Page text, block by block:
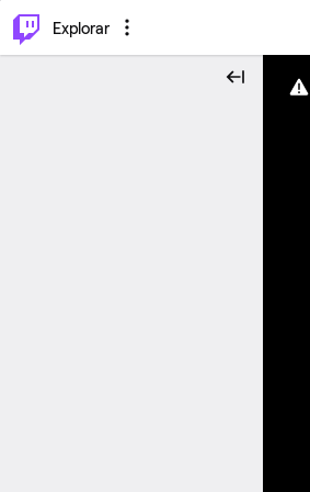
Explorar